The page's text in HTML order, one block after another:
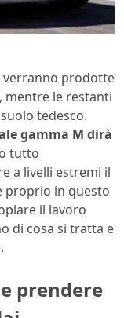
verranno prodotte
mentre le restanti
tedesco.
gamma M dirà
tutto
a livelli estremi il
proprio in questo
il lavoro
di cosa si tratta e
prendere